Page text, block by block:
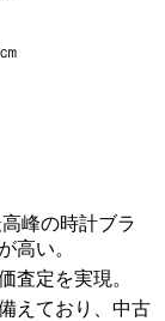
峰の時計ブラ
高い。
査定を実現。
えており、中古